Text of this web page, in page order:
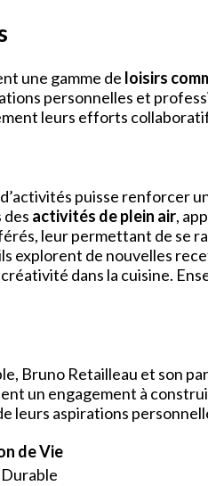
une gamme de loisirs
personnelles et
leurs efforts
puisse renforcer
des activités de plein air,
leur permettant de se
explorent de nouvelles
dans la cuisine.
Bruno Retailleau et son
un engagement à
leurs aspirations
de Vie